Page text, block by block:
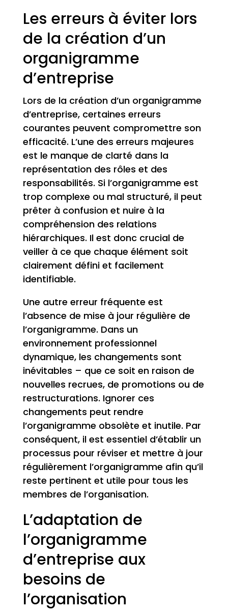
Les erreurs à éviter lors
de la création d’un
organigramme
d’entreprise
Lors de la création d’un organigramme
d’entreprise, certaines erreurs
courantes peuvent compromettre son
efficacité. L’une des erreurs majeures
est le manque de clarté dans la
représentation des rôles et des
responsabilités. Si l’organigramme est
trop complexe ou mal structuré, il peut
prêter à confusion et nuire à la
compréhension des relations
hiérarchiques. Il est donc crucial de
veiller à ce que chaque élément soit
clairement défini et facilement
identifiable.
Une autre erreur fréquente est
l’absence de mise à jour régulière de
l’organigramme. Dans un
environnement professionnel
dynamique, les changements sont
inévitables – que ce soit en raison de
nouvelles recrues, de promotions ou de
restructurations. Ignorer ces
changements peut rendre
l’organigramme obsolète et inutile. Par
conséquent, il est essentiel d’établir un
processus pour réviser et mettre à jour
régulièrement l’organigramme afin qu’il
reste pertinent et utile pour tous les
membres de l’organisation.
L’adaptation de
l’organigramme
d’entreprise aux
besoins de
l’organisation